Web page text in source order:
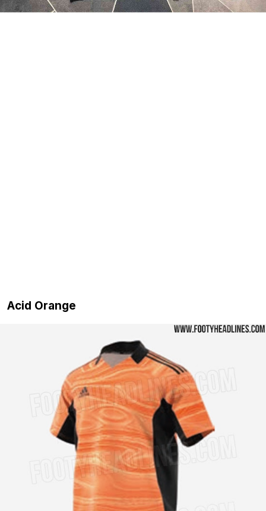
Acid Orange